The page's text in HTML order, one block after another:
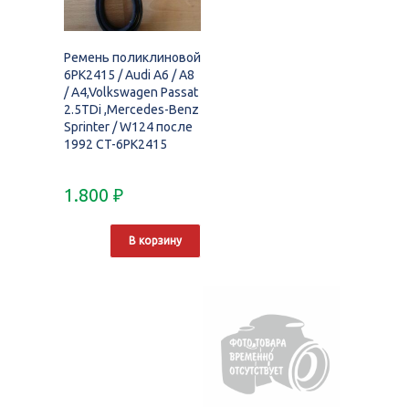
Ремень поликлиновой
6PK2415 / Audi A6 / A8
/ A4,Volkswagen Passat
2.5TDi ,Mercedes-Benz
Sprinter / W124 после
1992 CT-6PK2415
1.800 ₽
В корзину